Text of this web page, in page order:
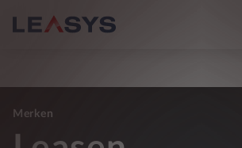
Merken